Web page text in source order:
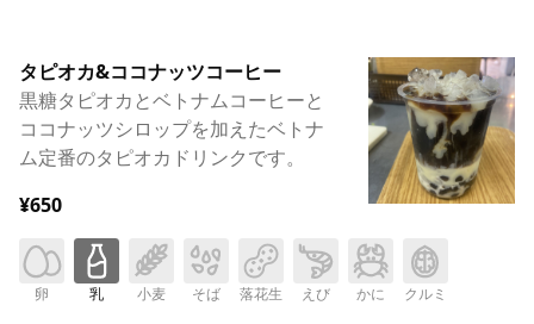
タピオカ&ココナッツコーヒー
黒糖タピオカとベトナムコーヒーと
ココナッツシロップを加えたベトナ
ム定番のタピオカドリンクです。
¥650
卵 乳 小麦 そば 落花生 えび かに クルミ